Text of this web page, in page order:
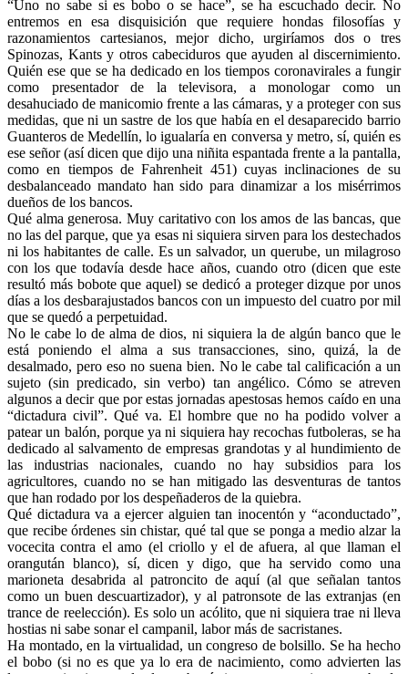
“Uno no sabe si es bobo o se hace”, se ha escuchado decir. No
entremos en esa disquisición que requiere hondas filosofías y
razonamientos cartesianos, mejor dicho, urgiríamos dos o tres
Spinozas, Kants y otros cabeciduros que ayuden al discernimiento.
Quién ese que se ha dedicado en los tiempos coronavirales a fungir
como presentador de la televisora, a monologar como un
desahuciado de manicomio frente a las cámaras, y a proteger con sus
medidas, que ni un sastre de los que había en el desaparecido barrio
Guanteros de Medellín, lo igualaría en conversa y metro, sí, quién es
ese señor (así dicen que dijo una niñita espantada frente a la pantalla,
como en tiempos de Fahrenheit 451) cuyas inclinaciones de su
desbalanceado mandato han sido para dinamizar a los misérrimos
dueños de los bancos.
Qué alma generosa. Muy caritativo con los amos de las bancas, que
no las del parque, que ya esas ni siquiera sirven para los destechados
ni los habitantes de calle. Es un salvador, un querube, un milagroso
con los que todavía desde hace años, cuando otro (dicen que este
resultó más bobote que aquel) se dedicó a proteger dizque por unos
días a los desbarajustados bancos con un impuesto del cuatro por mil
que se quedó a perpetuidad.
No le cabe lo de alma de dios, ni siquiera la de algún banco que le
está poniendo el alma a sus transacciones, sino, quizá, la de
desalmado, pero eso no suena bien. No le cabe tal calificación a un
sujeto (sin predicado, sin verbo) tan angélico. Cómo se atreven
algunos a decir que por estas jornadas apestosas hemos caído en una
“dictadura civil”. Qué va. El hombre que no ha podido volver a
patear un balón, porque ya ni siquiera hay recochas futboleras, se ha
dedicado al salvamento de empresas grandotas y al hundimiento de
las industrias nacionales, cuando no hay subsidios para los
agricultores, cuando no se han mitigado las desventuras de tantos
que han rodado por los despeñaderos de la quiebra.
Qué dictadura va a ejercer alguien tan inocentón y “aconductado”,
que recibe órdenes sin chistar, qué tal que se ponga a medio alzar la
vocecita contra el amo (el criollo y el de afuera, al que llaman el
orangután blanco), sí, dicen y digo, que ha servido como una
marioneta desabrida al patroncito de aquí (al que señalan tantos
como un buen descuartizador), y al patronsote de las extranjas (en
trance de reelección). Es solo un acólito, que ni siquiera trae ni lleva
hostias ni sabe sonar el campanil, labor más de sacristanes.
Ha montado, en la virtualidad, un congreso de bolsillo. Se ha hecho
el bobo (si no es que ya lo era de nacimiento, como advierten las